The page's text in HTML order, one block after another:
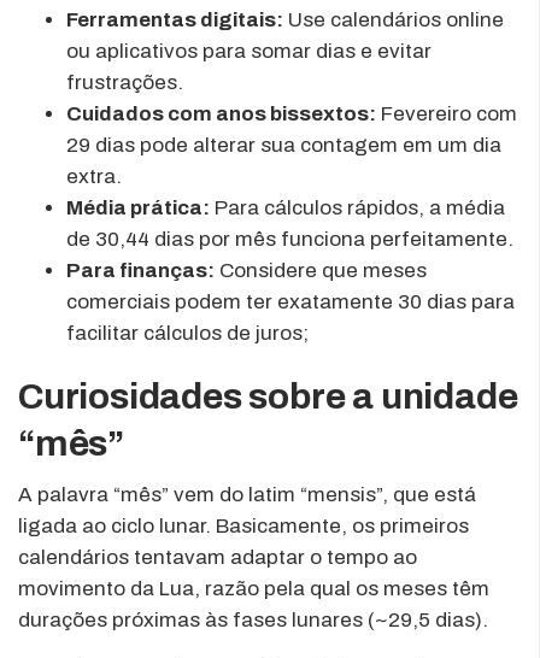
Ferramentas digitais: Use calendários online
ou aplicativos para somar dias e evitar
frustrações.
Cuidados com anos bissextos: Fevereiro com
29 dias pode alterar sua contagem em um dia
extra.
Média prática: Para cálculos rápidos, a média
de 30,44 dias por mês funciona perfeitamente.
Para finanças: Considere que meses
comerciais podem ter exatamente 30 dias para
facilitar cálculos de juros;
Curiosidades sobre a unidade
“mês”
A palavra “mês” vem do latim “mensis”, que está
ligada ao ciclo lunar. Basicamente, os primeiros
calendários tentavam adaptar o tempo ao
movimento da Lua, razão pela qual os meses têm
durações próximas às fases lunares (~29,5 dias).